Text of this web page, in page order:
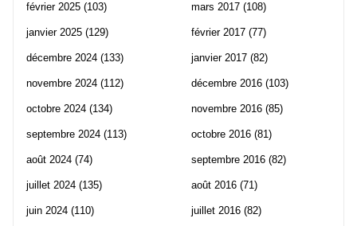
février 2025 (103)
janvier 2025 (129)
décembre 2024 (133)
novembre 2024 (112)
octobre 2024 (134)
septembre 2024 (113)
août 2024 (74)
juillet 2024 (135)
juin 2024 (110)
mars 2017 (108)
février 2017 (77)
janvier 2017 (82)
décembre 2016 (103)
novembre 2016 (85)
octobre 2016 (81)
septembre 2016 (82)
août 2016 (71)
juillet 2016 (82)